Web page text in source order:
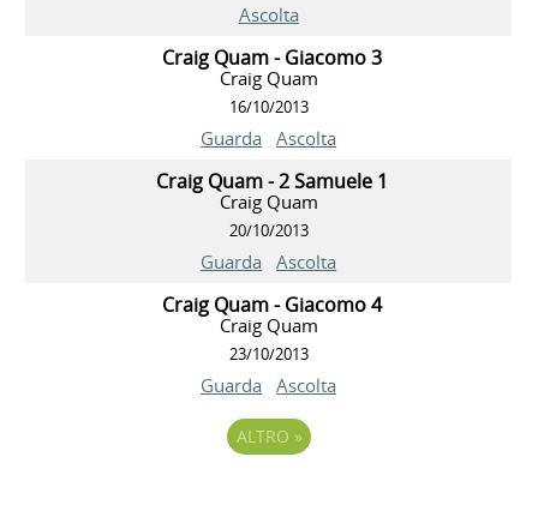
Ascolta
Craig Quam - Giacomo 3
Craig Quam
16/10/2013
Guarda Ascolta
Craig Quam - 2 Samuele 1
Craig Quam
20/10/2013
Guarda Ascolta
Craig Quam - Giacomo 4
Craig Quam
23/10/2013
Guarda Ascolta
ALTRO »